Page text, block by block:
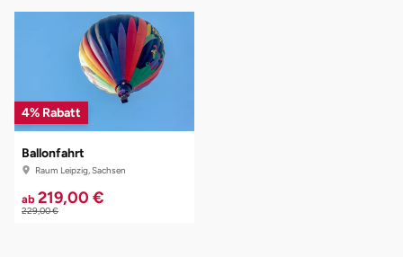
4% Rabatt
Ballonfahrt
Raum Leipzig, Sachsen
ab 219,00 €
229,00 €